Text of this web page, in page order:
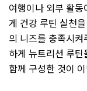
여행이나 외부 활
게 건강 루틴 실천
의 니즈를 충족시
하게 뉴트리션 루
함께 구성한 것이